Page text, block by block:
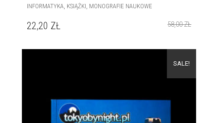
INFORMATYKA, KSIĄŻKI, MONOGRAFIE NAUKOWE
58,00ZŁ
22,20 ZŁ
SALE!